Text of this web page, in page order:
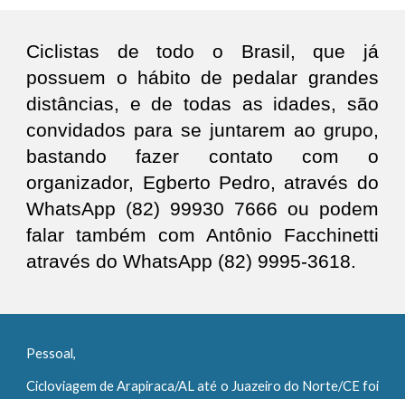
Ciclistas de todo o Brasil, que já
possuem o hábito de pedalar grandes
distâncias, e de todas as idades, são
convidados para se juntarem ao grupo,
bastando fazer contato com o
organizador, Egberto Pedro, através do
WhatsApp (82) 99930 7666 ou podem
falar também com Antônio Facchinetti
através do WhatsApp (82) 9995-3618.
Pessoal,
Cicloviagem de Arapiraca/AL até o Juazeiro do Norte/CE foi